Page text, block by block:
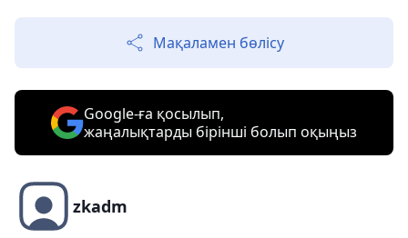
Мақаламен бөлісу
Google-ға қосылып,
жаңалықтарды бірінші болып оқыңыз
zkadm